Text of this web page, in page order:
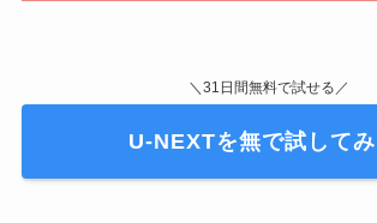
＼31日間無料で試せる／
U-NEXTを無で試して